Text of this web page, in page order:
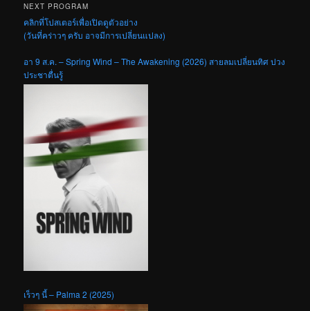
NEXT PROGRAM
คลิกที่โปสเตอร์เพื่อเปิดดูตัวอย่าง
(วันที่คร่าวๆ ครับ อาจมีการเปลี่ยนแปลง)
อา 9 ส.ค. – Spring Wind – The Awakening (2026) สายลมเปลี่ยนทิศ ปวง
ประชาตื่นรู้
เร็วๆ นี้ – Palma 2 (2025)